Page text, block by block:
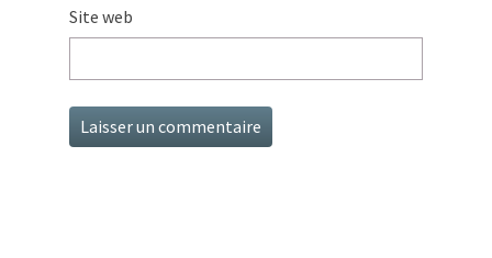
Site web